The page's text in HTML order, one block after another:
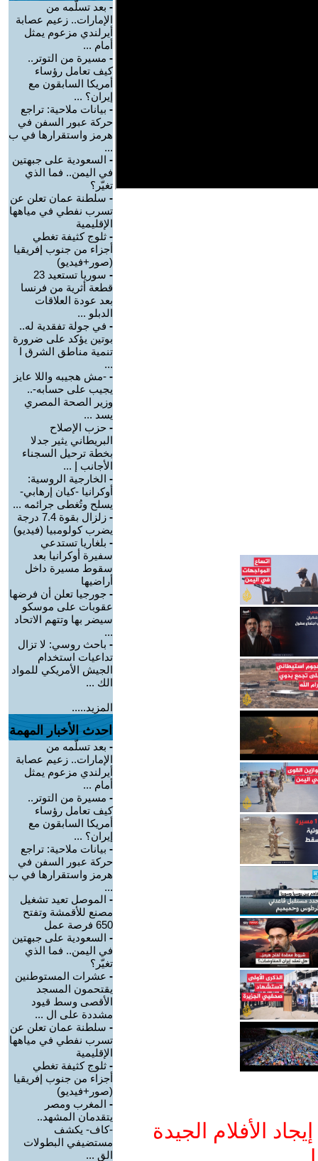
الأفلام الجيدة
- بعد تسلّمه من
الإمارات.. زعيم عصابة
أيرلندي مزعوم يمثل
أمام ...
- مسيرة من التوتر..
كيف تعامل رؤساء
أمريكا السابقون مع
إيران؟ ...
- بيانات ملاحية: تراجع
حركة عبور السفن في
هرمز واستقرارها في ب
...
- السعودية على جبهتين
في اليمن.. فما الذي
تغيّر؟
- سلطنة عمان تعلن عن
تسرب نفطي في مياهها
الإقليمية
- ثلوج كثيفة تغطي
أجزاء من جنوب إفريقيا
(صور+فيديو)
-
سوريا تستعيد 23
قطعة أثرية من فرنسا
بعد عودة العلاقات
الدبلو ...
- في جولة تفقدية له..
بوتين يؤكد على ضرورة
تنمية مناطق الشرق ا
...
- -مش هجيبه واللا عايز
يجيب على حسابه-..
وزير الصحة المصري
يسد ...
- حزب الإصلاح
البريطاني يثير جدلا
بخطة ترحيل السجناء
الأجانب إ ...
- الخارجية الروسية:
أوكرانيا -كيان إرهابي-
يسلح وتُغطى جرائمه ...
-
زلزال بقوة 7.4 درجة
يضرب كولومبيا (فيديو)
- بلغاريا تستدعي
سفيرة أوكرانيا بعد
سقوط مسيرة داخل
أراضيها
- جورجيا تعلن أن فرضها
عقوبات على موسكو
سيضر بها وتتهم الاتحاد
...
- باحث روسي: لا تزال
تداعيات استخدام
الجيش الأمريكي للمواد
الك ...
المزيد.....
احدث الأخبار المهمة
- بعد تسلّمه من
الإمارات.. زعيم عصابة
أيرلندي مزعوم يمثل
أمام ...
- مسيرة من التوتر..
كيف تعامل رؤساء
أمريكا السابقون مع
إيران؟ ...
- بيانات ملاحية: تراجع
حركة عبور السفن في
هرمز واستقرارها في ب
...
- الموصل تعيد تشغيل
مصنع للأقمشة وتفتح
650 فرصة عمل
- السعودية على جبهتين
في اليمن.. فما الذي
تغيّر؟
- عشرات المستوطنين
يقتحمون المسجد
الأقصى وسط قيود
مشددة على ال ...
- سلطنة عمان تعلن عن
تسرب نفطي في مياهها
الإقليمية
- ثلوج كثيفة تغطي
أجزاء من جنوب إفريقيا
(صور+فيديو)
- المغرب ومصر
يتقدمان المشهد..
-كاف- يكشف
مستضيفي البطولات
الق ...